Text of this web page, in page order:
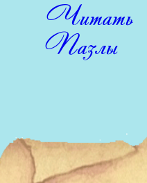
Читать
Пазлы